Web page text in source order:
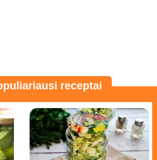
receptai